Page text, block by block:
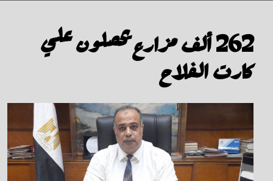
262 ألف مزارع يحصلون علي
كارت الفلاح